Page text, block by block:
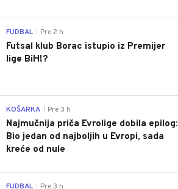
FUDBAL Pre 2 h
Futsal klub Borac istupio iz Premijer
lige BiH!?
KOŠARKA Pre 3 h
Najmučnija priča Evrolige dobila epilog:
Bio jedan od najboljih u Evropi, sada
kreće od nule
FUDBAL Pre 3 h